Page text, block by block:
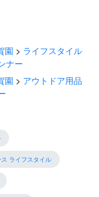
園
ライフスタイル
ナー
園
アウトドア用品
ス ライフスタイル